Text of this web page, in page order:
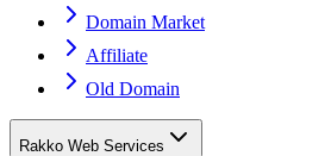
Domain Market
Affiliate
Old Domain
Rakko Web Services